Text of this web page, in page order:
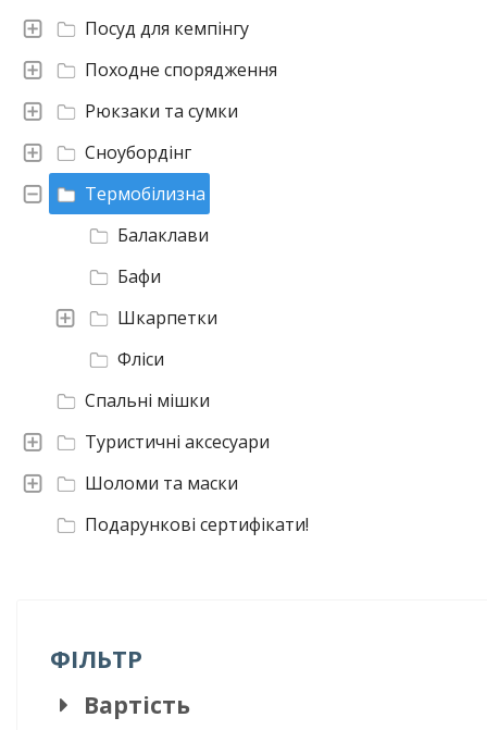
Подарункові сертифікати!
Шоломи та маски
Туристичні аксесуари
Спальні мішки
Термобілизна
Балаклави
Бафи
Шкарпетки
Фліси
Сноубордінг
Рюкзаки та сумки
Походне спорядження
Посуд для кемпінгу
ФІЛЬТР
Вартість